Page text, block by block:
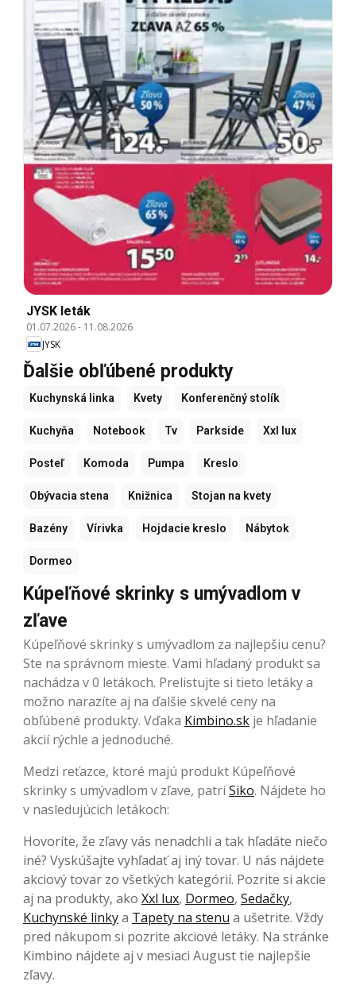
JYSK leták
01.07.2026- 11.08.2026
JYSK
Ďalšie obľúbené produkty
Kuchynská linka Kvety Konferenčný stolík
Kuchyňa Notebook Tv Parkside Xxl lux
Posteľ Komoda Pumpa Kreslo
Obývacia stena Knižnica Stojan na kvety
Bazény Vírivka Hojdacie kreslo Nábytok
Dormeo
Kúpeľňové skrinky s umývadlom v
zľave
Kúpeľňové skrinky s umývadlom za najlepšiu cenu?
Ste na správnom mieste. Vami hľadaný produkt sa
nachádza v 0 letákoch. Prelistujte si tieto letáky a
možno narazíte aj na ďalšie skvelé ceny na
obľúbené produkty. Vďaka Kimbino.sk je hľadanie
akcií rýchle a jednoduché.
Medzi reťazce, ktoré majú produkt Kúpeľňové
skrinky s umývadlom v zľave, patríSiko. Nájdete ho
v nasledujúcich letákoch:
Hovoríte, že zľavy vás nenadchli a tak hľadáte niečo
iné? Vyskúšajte vyhľadať aj iný tovar. U nás nájdete
akciový tovar zo všetkých kategórií. Pozrite si akcie
aj na produkty, ako Xxl lux, Dormeo, Sedačky,
Kuchynské linkya Tapety na stenu a ušetrite. Vždy
pred nákupom si pozrite akciové letáky. Na stránke
Kimbino nájdete aj v mesiaci August tie najlepšie
zľavy.